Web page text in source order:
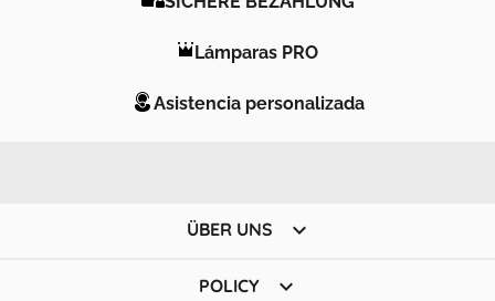
Lámparas PRO
Asistencia personalizada
ÜBER UNS 
POLICY 